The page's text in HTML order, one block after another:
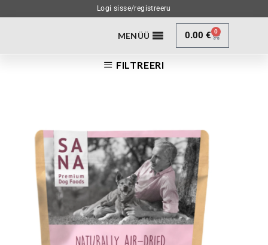
Logi sisse/registreeru
MENÜÜ 0.00€ 0
FILTREERI